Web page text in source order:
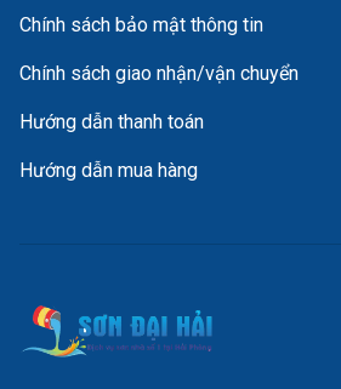
Chính sách bảo mật thông tin
Chính sách giao nhận/vận chuyển
Hướng dẫn thanh toán
Hướng dẫn mua hàng